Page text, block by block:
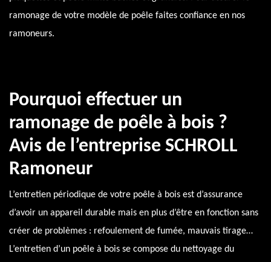
ramonage de votre modèle de poêle faites confiance en nos
ramoneurs.
Pourquoi effectuer un
ramonage de poêle à bois ?
Avis de l’entreprise SCHROLL
Ramoneur
L’entretien périodique de votre poêle à bois est d’assurance
d’avoir un appareil durable mais en plus d’être en fonction sans
créer de problèmes : refoulement de fumée, mauvais tirage…
L’entretien d’un poêle à bois se compose du nettoyage du